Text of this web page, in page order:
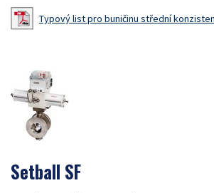
Typový list pro buničinu střední
Setball SF